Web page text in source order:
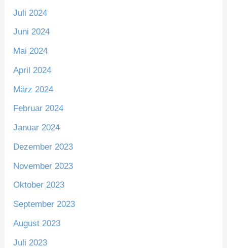
Juli 2024
Juni 2024
Mai 2024
April 2024
März 2024
Februar 2024
Januar 2024
Dezember 2023
November 2023
Oktober 2023
September 2023
August 2023
Juli 2023